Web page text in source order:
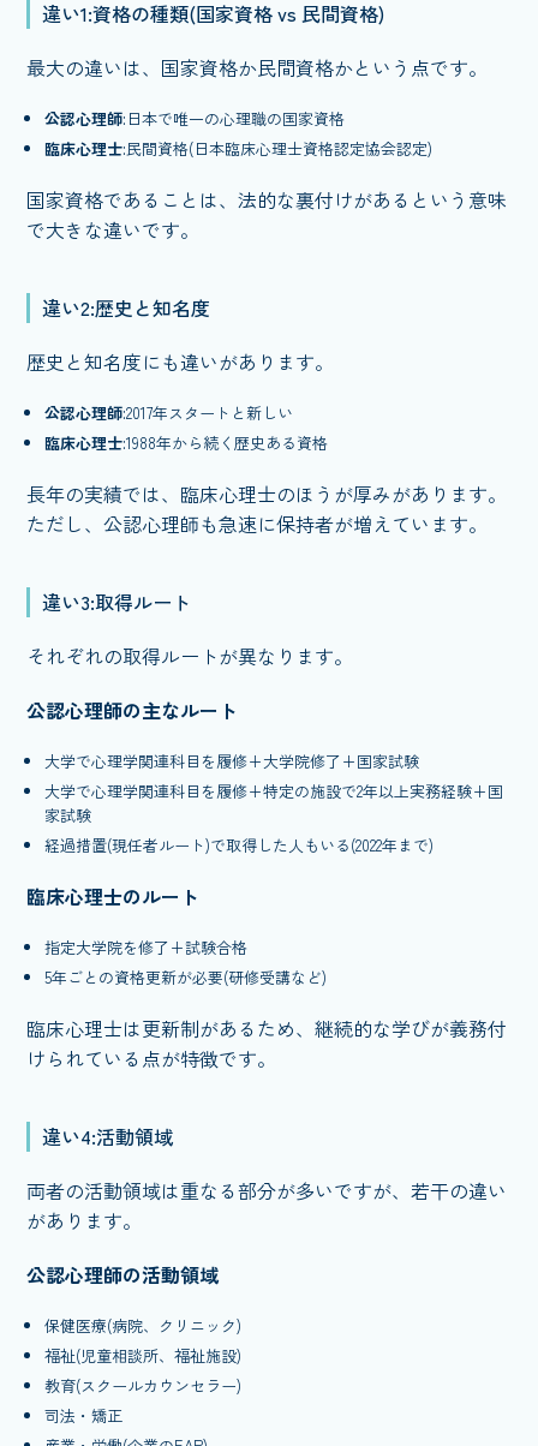
違い1:資格の種類(国家資格 vs 民間資格)
最大の違いは、国家資格か民間資格かという点です。
公認心理師:日本で唯一の心理職の国家資格
臨床心理士:民間資格(日本臨床心理士資格認定協会認定)
国家資格であることは、法的な裏付けがあるという意味
で大きな違いです。
違い2:歴史と知名度
歴史と知名度にも違いがあります。
公認心理師:2017年スタートと新しい
臨床心理士:1988年から続く歴史ある資格
長年の実績では、臨床心理士のほうが厚みがあります。
ただし、公認心理師も急速に保持者が増えています。
違い3:取得ルート
それぞれの取得ルートが異なります。
公認心理師の主なルート
大学で心理学関連科目を履修+大学院修了+国家試験
大学で心理学関連科目を履修+特定の施設で2年以上実務経験+国
家試験
経過措置(現任者ルート)で取得した人もいる(2022年まで)
臨床心理士のルート
指定大学院を修了+試験合格
5年ごとの資格更新が必要(研修受講など)
臨床心理士は更新制があるため、継続的な学びが義務付
けられている点が特徴です。
違い4:活動領域
両者の活動領域は重なる部分が多いですが、若干の違い
があります。
公認心理師の活動領域
保健医療(病院、クリニック)
福祉(児童相談所、福祉施設)
教育(スクールカウンセラー)
司法・矯正